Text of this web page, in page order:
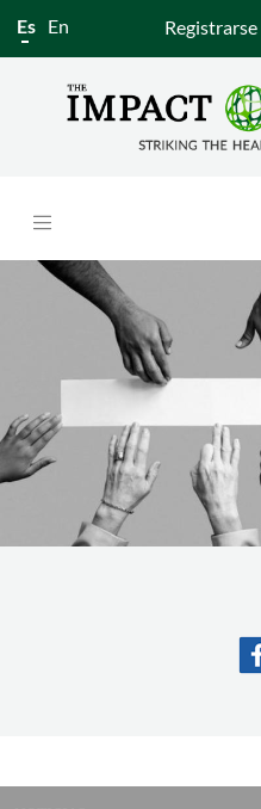
Es En Registrarse